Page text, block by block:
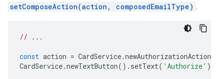
setComposeAction(action, composedEmailType) .
// ...
const action = CardService.newAuthorizationAction
CardService.newTextButton(). setText( 'Authorize' ).